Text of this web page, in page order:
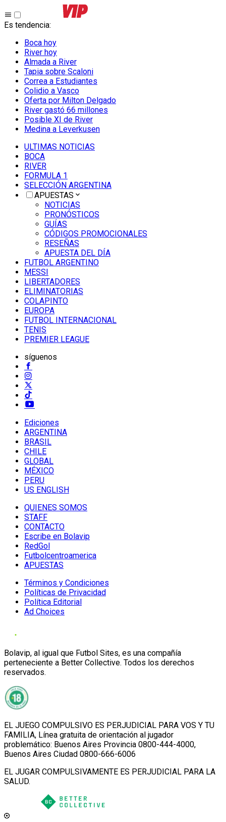
Es tendencia:
Boca hoy
River hoy
Almada a River
Tapia sobre Scaloni
Correa a Estudiantes
Colidio a Vasco
Oferta por Milton Delgado
River gastó 66 millones
Posible XI de River
Medina a Leverkusen
ULTIMAS NOTICIAS
BOCA
RIVER
FORMULA 1
SELECCIÓN ARGENTINA
APUESTAS
NOTICIAS
PRONÓSTICOS
GUÍAS
CÓDIGOS PROMOCIONALES
RESEÑAS
APUESTA DEL DÍA
FUTBOL ARGENTINO
MESSI
LIBERTADORES
ELIMINATORIAS
COLAPINTO
EUROPA
FUTBOL INTERNACIONAL
TENIS
PREMIER LEAGUE
síguenos
Ediciones
ARGENTINA
BRASIL
CHILE
GLOBAL
MÉXICO
PERU
US ENGLISH
QUIENES SOMOS
STAFF
CONTACTO
Escribe en Bolavip
RedGol
Futbolcentroamerica
APUESTAS
Términos y Condiciones
Políticas de Privacidad
Política Editorial
Ad Choices
Bolavip, al igual que Futbol Sites, es una compañía
perteneciente a Better Collective. Todos los derechos
reservados.
EL JUEGO COMPULSIVO ES PERJUDICIAL PARA VOS Y TU
FAMILIA, Línea gratuita de orientación al jugador
problemático: Buenos Aires Provincia 0800-444-4000,
Buenos Aires Ciudad 0800-666-6006
EL JUGAR COMPULSIVAMENTE ES PERJUDICIAL PARA LA
SALUD.